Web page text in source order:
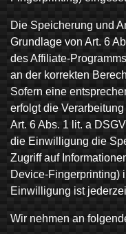
Die Speicherung und
Grundlage von Art. 6
des Affiliate-
an der korrekten
Sofern eine
erfolgt die
Art. 6 Abs. 1 lit. a
die Einwilligung die
Zugriff auf
Device-Fingerprinting)
Einwilligung ist
Wir nehmen an